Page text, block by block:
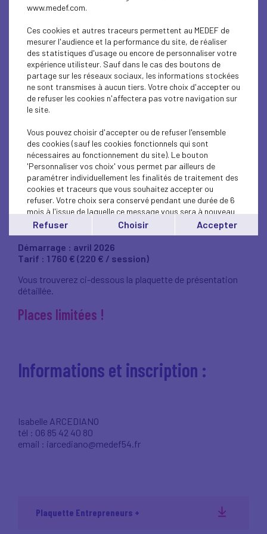
Un format structurant et pragmatique pour :
Structurer votre stratégie et votre business plan,
Sécuriser votre organisation financière,
Renforcer votre posture de dirigeant,
Anticiper les risques juridiques,
Organiser votre patrimoine professionnel et
personnel
Le programme se déroule sur8 demi-journées, à raison
d’une session par mois, en groupe restreint (15 à 20
dirigeants), à la Maison de l’Entreprise à Maxéville.
L’objectif est simple :
vous permettre de diriger sans subir et reprendre la
maîtrise de votre trajectoire.
Démarrage : avril 2026
Tarif : 1 760 € (220 € / session)
Vous trouverez ci-dessous la plaquette de présentation
détaillée.
Places limitées !
Informations et inscription :
Isabelle ARCEDIANO
tél : 06 85 42 40 80
email : iarcediano@medef54.fr
Plaquette Entrepreneurs +
www.medef.com.
Ces cookies et autres traceurs permettent au MEDEF de
mesurer l'audience et la performance du site, de réaliser
des statistiques d'usage ou encore de personnaliser votre
expérience utilisteur. Sauf dans le cas des boutons de
partage sur les réseaux sociaux, les informations stockées
ne sont transmises à aucun tiers. Votre choix d'accepter ou
de refuser les cookies n'affectera pas votre navigation sur
le site.
Vous pouvez choisir d'accepter ou de refuser l'ensemble
des cookies (sauf les cookies fonctionnels qui sont
nécessaires au fonctionnement du site). Le bouton
'Personnaliser vos choix' vous permet par ailleurs de
paramétrer individuellement les finalités de traitement des
cookies et traceurs que vous souhaitez accepter ou
refuser. Votre choix sera conservé pendant une durée de 6
mois à l'issue de laquelle ce message vous sera à nouveau
affiché..
Vous pouvez modifier votre choix à tout moment en
cliquant sur le lien 'cookies'
Refuser Choisir Accepter